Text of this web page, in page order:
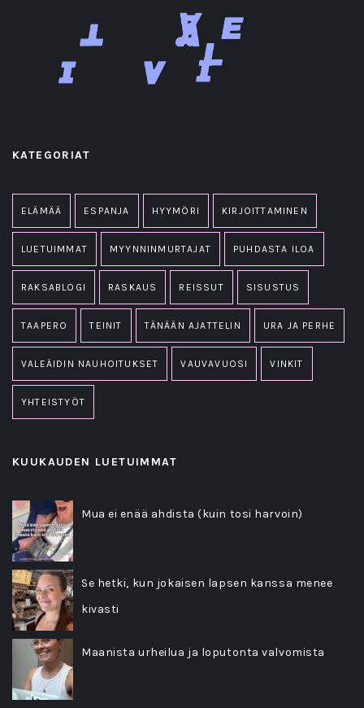
KATEGORIAT
ELÄMÄÄ ESPANJA HYYMÖRI KIRJOITTAMINEN
LUETUIMMAT MYYNNINMURTAJAT PUHDASTA ILOA
RAKSABLOGI RASKAUS REISSUT SISUSTUS
TAAPERO TEINIT TÄNÄÄN AJATTELIN URA JA PERHE
VALEÄIDIN NAUHOITUKSET VAUVAVUOSI VINKIT
YHTEISTYÖT
KUUKAUDEN LUETUIMMAT
Mua ei enää ahdista (kuin tosi harvoin)
Se hetki, kun jokaisen lapsen kanssa menee
kivasti
Maanista urheilua ja loputonta valvomista